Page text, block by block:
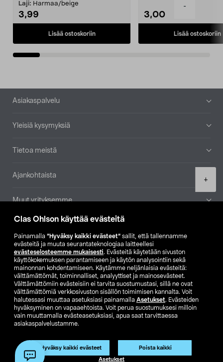
Clas Ohlson käyttää evästeitä
Painamalla ”Hyväksy kaikki evästeet” sallit, että tallennamme
evästeitä ja muuta seurantateknologiaa laitteellesi
evästeselosteemme mukaisesti. Evästeitä käytetään sivuston
käyttökokemuksen parantamiseen ja käytön analysointiin sekä
mainonnan kohdentamiseen. Käytämme neljänlaisia evästeitä:
välttämättömät, toiminnalliset, analyyttiset ja mainosevästeet.
Välttämättömiin evästeisiin ei tarvita suostumustasi, sillä ne ovat
välttämättömiä verkkosivuston sisällön toimimisen kannalta. Voit
halutessasi muuttaa asetuksiasi painamalla Asetukset. Evästeiden
hyväksyminen on vapaaehtoista. Voit perua suostumuksesi milloin
vain muuttamalla evästeasetuksiasi, apua saat tarvittaessa
asiakaspalvelustamme.
Hyväksy kaikki evästeet Poista kaikki
Asetukset
-
+
Laji: Harmaa/beige
3,99
Lisää ostoskoriin
3,00
Lisää ostoskoriin
Alatunniste
Asiakaspalvelu
Yleisiä kysymyksiä
Tietoa meistä
Ajankohtaista
Muut yrityksemme
Etsi myymälä
SE NO FI
FI SV
Näytä hinnat ilman ALV:a